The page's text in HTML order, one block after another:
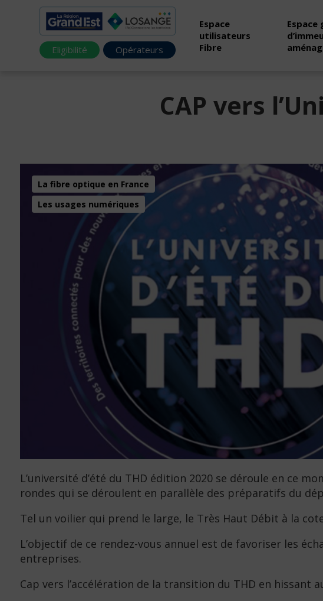
Eligibilité Opérateurs
Espace
utilisateurs
Fibre
Espace
CAP vers
La fibre optique en France
Les usages numériques
L’université d’été du THD édition 2020 se déroule en ce
rondes qui se déroulent en parallèle des préparatifs du
Tel un voilier qui prend le large, le Très Haut Débit à la
L’objectif de ce rendez-vous annuel est de favoriser les
entreprises.
Cap vers l’accélération de la transition du THD en hissant